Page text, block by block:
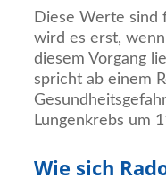
Diese Werte sind
wird es erst,
diesem Vorgang
spricht ab einem
Lungenkrebs um
Wie sich